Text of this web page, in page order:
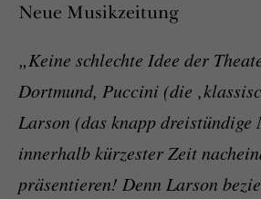
Neue Musikzeitung
„Keine schlechte Idee der
Dortmund, Puccini (die
Larson (das knapp dreistündige
innerhalb kürzester Zeit
präsentieren! Denn Larson